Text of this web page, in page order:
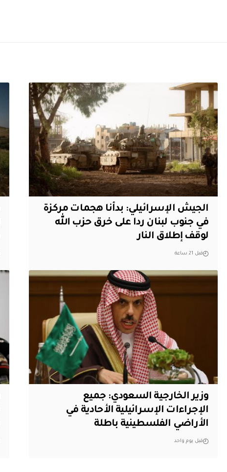
الجيش الإسرائيلي: بدأنا هجمات مركزة
في جنوب لبنان ردا على خرق حزب الله
لوقف إطلاق النار
قبل 21 ساعة
وزير الخارجية السعودي: جميع
الإجراءات الإسرائيلية الأحادية في
الأراضي الفلسطينية باطلة
قبل يوم واحد